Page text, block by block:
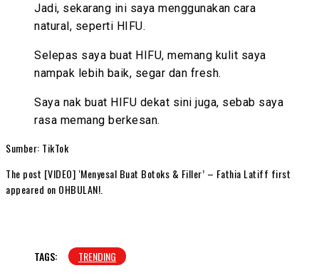
Jadi, sekarang ini saya menggunakan cara
natural, seperti HIFU.
Selepas saya buat HIFU, memang kulit saya
nampak lebih baik, segar dan fresh.
Saya nak buat HIFU dekat sini juga, sebab saya
rasa memang berkesan.
Sumber: TikTok
The post [VIDEO] ‘Menyesal Buat Botoks & Filler’ – Fathia Latiff first
appeared on OHBULAN!.
TAGS: TRENDING